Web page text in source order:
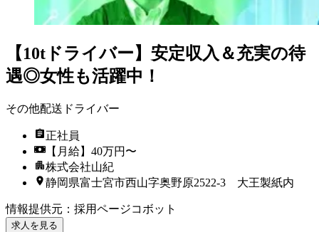
【10tドライバー】安定収入＆充実の待
遇◎女性も活躍中！
その他配送ドライバー
正社員
【月給】40万円〜
株式会社山紀
静岡県富士宮市西山字奥野原2522-3 大王製紙内
情報提供元 ： 採用ページコボット
求人を見る